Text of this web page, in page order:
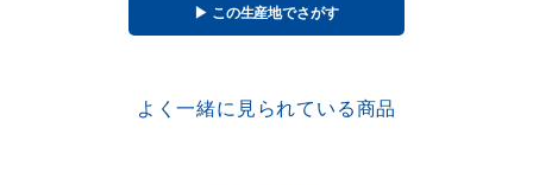
▶︎ この生産地でさがす
よく一緒に見られている商品